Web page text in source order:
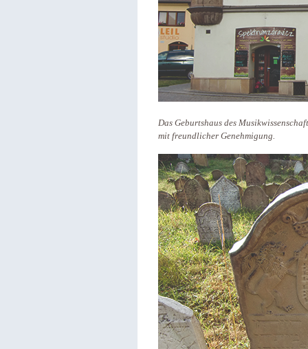
Das Geburtshaus des
mit freundlicher Genehmigung.